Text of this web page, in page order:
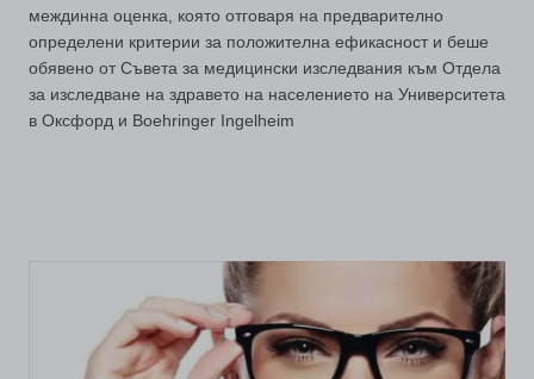
междинна оценка, която отговаря на предварително
определени критерии за положителна ефикасност и беше
обявено от Съвета за медицински изследвания към Отдела
за изследване на здравето на населението на Университета
в Оксфорд и Boehringer Ingelheim